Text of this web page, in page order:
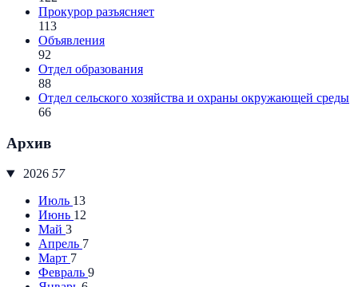
Прокурор разъясняет
113
Объявления
92
Отдел образования
88
Отдел сельского хозяйства и охраны окружающей среды
66
Архив
2026 57
Июль 13
Июнь 12
Май 3
Апрель 7
Март 7
Февраль 9